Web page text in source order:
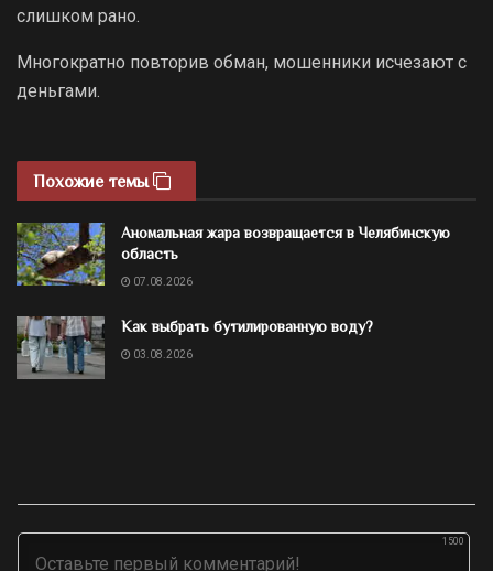
слишком рано.
Многократно повторив обман, мошенники исчезают с
деньгами.
Похожие темы
Аномальная жара возвращается в Челябинскую
область
07.08.2026
Как выбрать бутилированную воду?
03.08.2026
1500